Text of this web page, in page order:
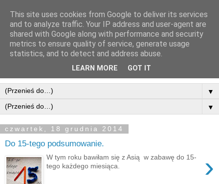
▼
▼
czwartek, 18 grudnia 2014
Do 15-tego podsumowanie.
›
W tym roku bawiłam się z Asią w zabawę do 15-
tego każdego miesiąca.
This site uses cookies from Google to deliver its services
and to analyze traffic. Your IP address and user-agent are
shared with Google along with performance and security
metrics to ensure quality of service, generate usage
statistics, and to detect and address abuse.
LEARN MORE GOT IT